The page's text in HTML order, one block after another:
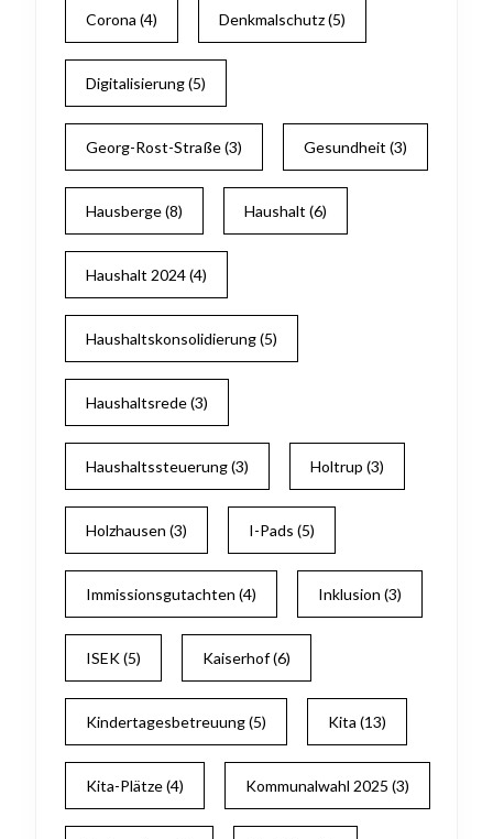
Corona (4) Denkmalschutz(5)
Digitalisierung(5)
Georg-Rost-Straße(3) Gesundheit (3)
Hausberge(8) Haushalt (6)
Haushalt 2024(4)
Haushaltskonsolidierung(5)
Haushaltsrede(3)
Haushaltssteuerung(3) Holtrup (3)
Holzhausen (3) I-Pads (5)
Immissionsgutachten (4) Inklusion (3)
ISEK(5) Kaiserhof(6)
Kindertagesbetreuung(5) Kita (13)
Kita-Plätze(4) Kommunalwahl 2025 (3)